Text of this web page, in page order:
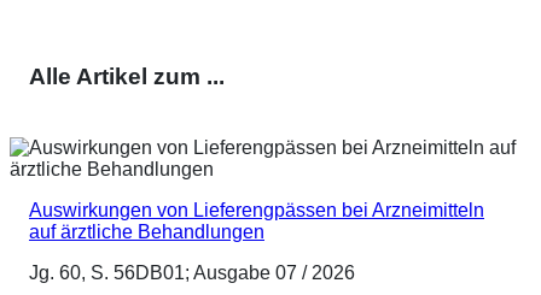
Alle Artikel zum ...
Auswirkungen von Lieferengpässen bei Arzneimitteln
auf ärztliche Behandlungen
Jg. 60, S. 56DB01; Ausgabe 07 / 2026